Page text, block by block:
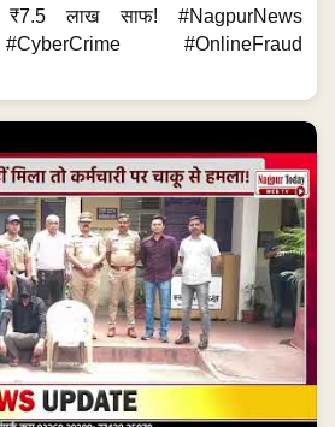
पर हमला! #NagpurNews #Crime
#MaharashtraCrime